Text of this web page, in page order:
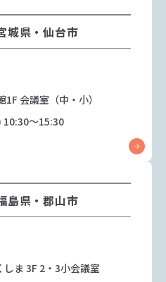
城県・仙台市
会議室（中・小）
10:30～15:30
島県・郡山市
ま 3F 2・3小会議室